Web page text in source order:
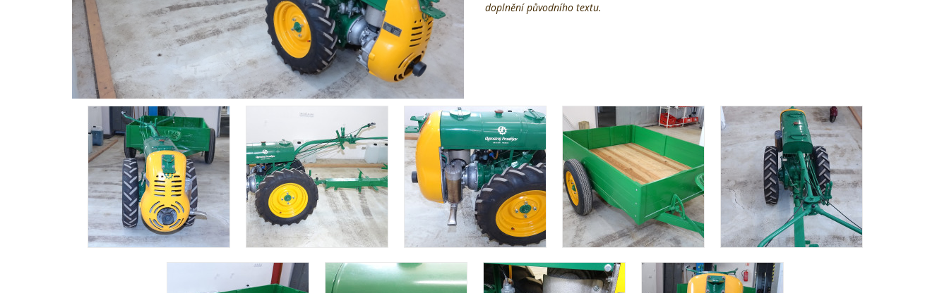
doplnění původního textu.